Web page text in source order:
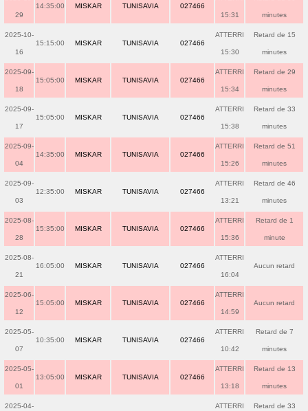
29
14:35:00 MISKAR TUNISAVIA 027466
15:31 minutes
2025-10-
16
15:15:00 MISKAR TUNISAVIA 027466
ATTERRI
15:30
Retard de 15
minutes
2025-09-
18
15:05:00 MISKAR TUNISAVIA 027466
ATTERRI
15:34
Retard de 29
minutes
2025-09-
17
15:05:00 MISKAR TUNISAVIA 027466
ATTERRI
15:38
Retard de 33
minutes
2025-09-
04
14:35:00 MISKAR TUNISAVIA 027466
ATTERRI
15:26
Retard de 51
minutes
2025-09-
03
12:35:00 MISKAR TUNISAVIA 027466
ATTERRI
13:21
Retard de 46
minutes
2025-08-
28
15:35:00 MISKAR TUNISAVIA 027466
ATTERRI
15:36
Retard de 1
minute
2025-08-
21
16:05:00 MISKAR TUNISAVIA 027466
ATTERRI
16:04
Aucun retard
2025-06-
12
15:05:00 MISKAR TUNISAVIA 027466
ATTERRI
14:59
Aucun retard
2025-05-
07
10:35:00 MISKAR TUNISAVIA 027466
ATTERRI
10:42
Retard de 7
minutes
2025-05-
01
13:05:00 MISKAR TUNISAVIA 027466
ATTERRI
13:18
Retard de 13
minutes
2025-04- ATTERRI Retard de 33